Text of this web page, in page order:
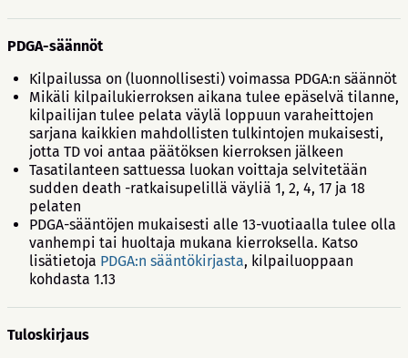
PDGA-säännöt
Kilpailussa on (luonnollisesti) voimassa PDGA:n säännöt
Mikäli kilpailukierroksen aikana tulee epäselvä tilanne,
kilpailijan tulee pelata väylä loppuun varaheittojen
sarjana kaikkien mahdollisten tulkintojen mukaisesti,
jotta TD voi antaa päätöksen kierroksen jälkeen
Tasatilanteen sattuessa luokan voittaja selvitetään
sudden death -ratkaisupelillä väyliä 1, 2, 4, 17 ja 18
pelaten
PDGA-sääntöjen mukaisesti alle 13-vuotiaalla tulee olla
vanhempi tai huoltaja mukana kierroksella. Katso
lisätietoja PDGA:n sääntökirjasta, kilpailuoppaan
kohdasta 1.13
Tuloskirjaus